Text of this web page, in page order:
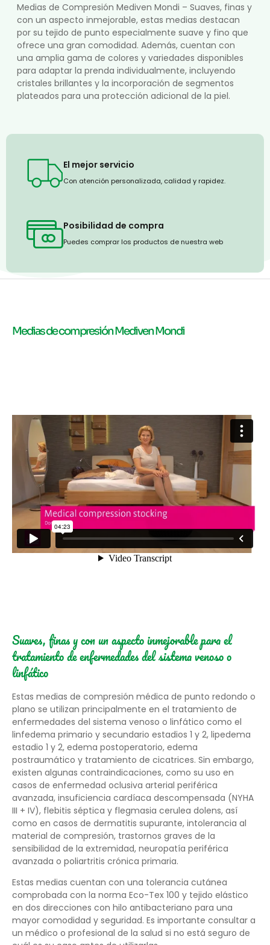
Medias de Compresión Mediven Mondi – Suaves, finas y
con un aspecto inmejorable, estas medias destacan
por su tejido de punto especialmente suave y fino que
ofrece una gran comodidad. Además, cuentan con
una amplia gama de colores y variedades disponibles
para adaptar la prenda individualmente, incluyendo
cristales brillantes y la incorporación de segmentos
plateados para una protección adicional de la piel.
El mejor servicio
Con atención personalizada, calidad y rapidez.
Posibilidad de compra
Puedes comprar los productos de nuestra web
Medias de compresión Mediven Mondi
Suaves, finas y con un aspecto inmejorable para el
tratamiento de enfermedades del sistema venoso o
linfático
Estas medias de compresión médica de punto redondo o
plano se utilizan principalmente en el tratamiento de
enfermedades del sistema venoso o linfático como el
linfedema primario y secundario estadios 1 y 2, lipedema
estadio 1 y 2, edema postoperatorio, edema
postraumático y tratamiento de cicatrices. Sin embargo,
existen algunas contraindicaciones, como su uso en
casos de enfermedad oclusiva arterial periférica
avanzada, insuficiencia cardíaca descompensada (NYHA
III + IV), flebitis séptica y flegmasia cerulea dolens, así
como en casos de dermatitis supurante, intolerancia al
material de compresión, trastornos graves de la
sensibilidad de la extremidad, neuropatía periférica
avanzada o poliartritis crónica primaria.
Estas medias cuentan con una tolerancia cutánea
comprobada con la norma Eco-Tex 100 y tejido elástico
en dos direcciones con hilo antibacteriano para una
mayor comodidad y seguridad. Es importante consultar a
un médico o profesional de la salud si no está seguro de